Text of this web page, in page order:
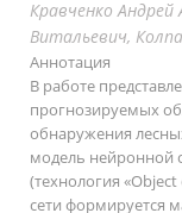
Кравченко
Витальевич,
Аннотация
В работе
прогнозируемых
обнаружения
модель нейронной
(технология
сети формируется